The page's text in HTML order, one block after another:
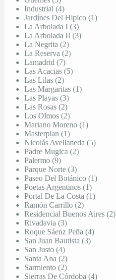
Industrial (4)
Jardínes Del Hipico (1)
La Arbolada I (3)
La Arbolada II (3)
La Negrita (2)
La Reserva (2)
Lamadrid (7)
Las Acacias (5)
Las Lilas (2)
Las Margaritas (1)
Las Playas (3)
Las Rosas (2)
Los Olmos (2)
Mariano Moreno (1)
Masterplan (1)
Nicolás Avellaneda (5)
Padre Mugica (2)
Palermo (9)
Parque Norte (3)
Paseo Del Botánico (1)
Poetas Argentinos (1)
Portal De La Costa (1)
Ramón Carrillo (2)
Residencial Buenos Aires (2)
Rivadavia (3)
Roque Sáenz Peña (4)
San Juan Bautista (3)
San Justo (4)
Santa Ana (2)
Sarmiento (2)
Sierras De Córdoba (4)